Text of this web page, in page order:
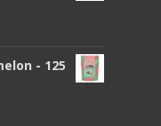
- 125